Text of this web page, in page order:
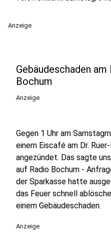
Anzeige
Gebäudeschaden am
Bochum
Anzeige
Gegen 1 Uhr am
einem Eiscafé am Dr.
angezündet. Das sagte
auf Radio Bochum -
der Sparkasse hatte
das Feuer schnell
einem Gebäudeschaden.
Anzeige